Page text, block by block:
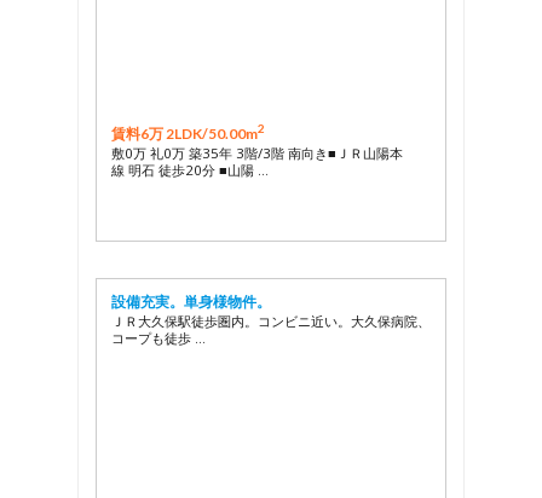
賃料6万 2LDK/50.00m2
敷0万 礼0万 築35年 3階/3階 南向き■ＪＲ山陽本
線 明石 徒歩20分 ■山陽 …
設備充実。単身様物件。
ＪＲ大久保駅徒歩圏内。コンビニ近い。大久保病院、
コープも徒歩 …